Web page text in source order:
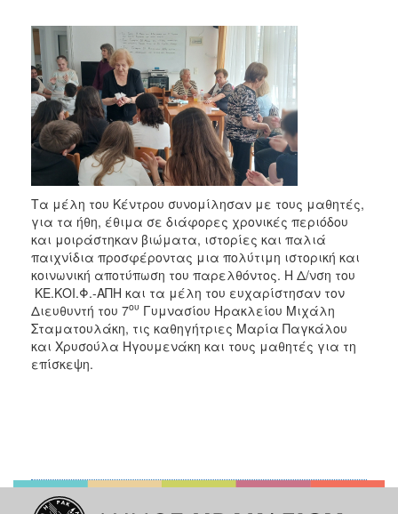
Τα μέλη του Κέντρου συνομίλησαν με τους μαθητές,
για τα ήθη, έθιμα σε διάφορες χρονικές περιόδου
και μοιράστηκαν βιώματα, ιστορίες και παλιά
παιχνίδια προσφέροντας μια πολύτιμη ιστορική και
κοινωνική αποτύπωση του παρελθόντος. Η Δ/νση του
ΚΕ.ΚΟΙ.Φ.-ΑΠΗ και τα μέλη του ευχαρίστησαν τον
Διευθυντή του 7ου Γυμνασίου Ηρακλείου Μιχάλη
Σταματουλάκη, τις καθηγήτριες Μαρία Παγκάλου
και Χρυσούλα Ηγουμενάκη και τους μαθητές για τη
επίσκεψη.